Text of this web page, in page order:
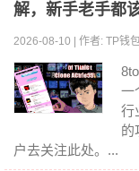
解，新手老手都
2026-08-10 | 作者: TP钱
一
行
的
户去关注此处。...